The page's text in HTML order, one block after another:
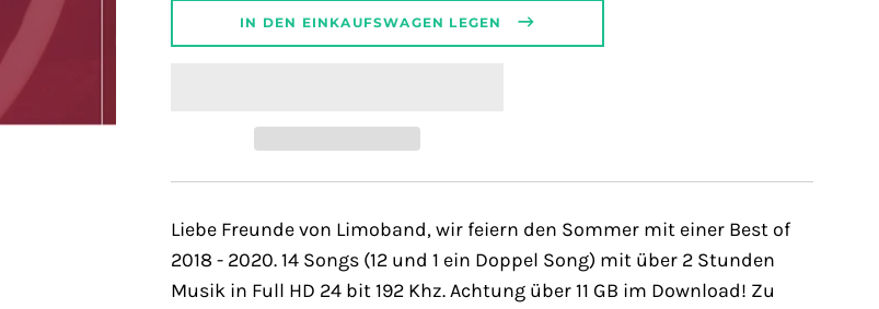
IN DEN EINKAUFSWAGEN LEGEN
Liebe Freunde von Limoband, wir feiern den Sommer mit einer Best of
2018 - 2020. 14 Songs (12 und 1 ein Doppel Song) mit über 2 Stunden
Musik in Full HD 24 bit 192 Khz. Achtung über 11 GB im Download! Zu